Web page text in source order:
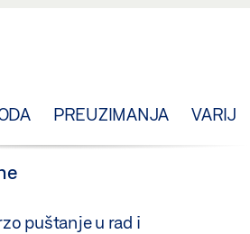
PREUZIMANJA
puštanje u rad i